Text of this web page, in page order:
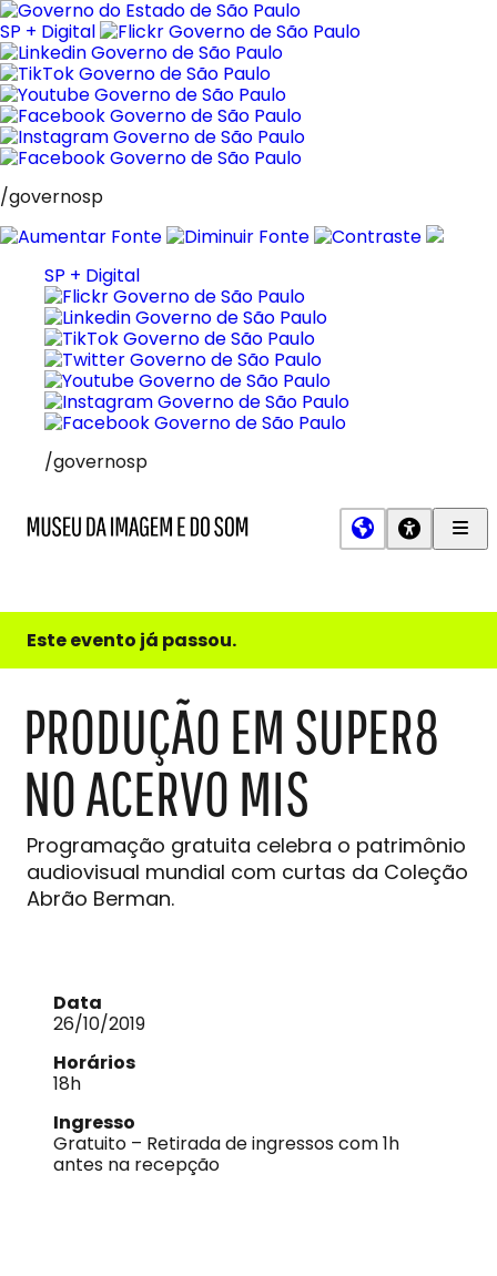
Pular
para
o
conteúdo
SP + Digital
/governosp
SP + Digital
/governosp
e
do
Este evento já passou.
PRODUÇÃO EM SUPER8
NO ACERVO MIS
Programação gratuita celebra o patrimônio
audiovisual mundial com curtas da Coleção
Abrão Berman.
Data
26/10/2019
Horários
18h
Ingresso
Gratuito – Retirada de ingressos com 1h
antes na recepção